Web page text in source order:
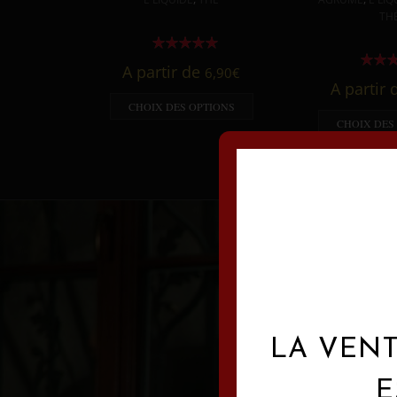
A partir de 6,90€
CHOIX DES OPTIONS
A partir
CHOIX DES
LA